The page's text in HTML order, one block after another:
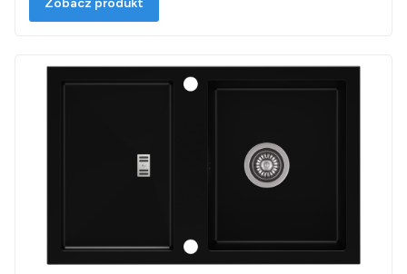
Zobacz produkt